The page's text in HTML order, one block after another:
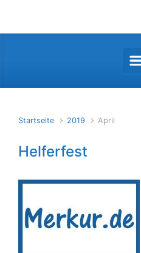
Startseite 2019 April
Helferfest